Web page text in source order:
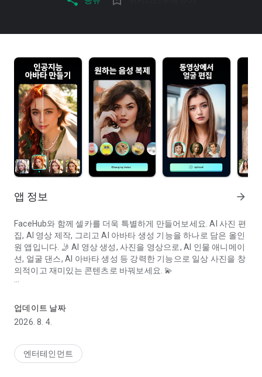
앱 정보 arrow_forward
FaceHub와 함께 셀카를 더욱 특별하게 만들어보세요.AI 사진 편
집, AI 영상 제작, 그리고AI 아바타 생성 기능을 하나로 담은 올인
원 앱입니다. 🤳 AI 영상 생성, 사진을 영상으로, AI 인물 애니메이
션, 얼굴 댄스, AI 아바타생성 등 강력한 기능으로 일상 사진을 창
의적이고 재미있는 콘텐츠로 바꿔보세요. 💫
드림 페이스를 만들고 싶다면,
다. 🎭
• 고급 얼굴 모델링, 스타일 변환, 스마트 보정을 통해 멋진
물 사진을 제작하세요.
업데이트 날짜
2026. 8. 4.
엔터테인먼트